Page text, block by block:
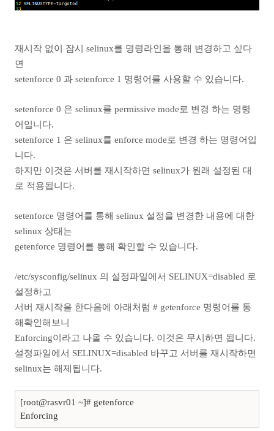
재시작 없이 잠시 selinux를 명령라인을 통해 변경하고 싶다
면
setenforce 0 과 setenforce 1 명령어를 사용할 수 있습니다.
setenforce 0 은 selinux를 permissive mode로 변경 하는 명령
어입니다.
setenforce 1 은 selinux를 enforce mode로 변경 하는 명령어입
니다.
하지만 이것은 서버를 재시작하면 selinux가 원래 설정된 대
로 적용됩니다.
setenforce 명령어를 통해 selinux 설정을 변경한 내용에 대한
selinux 상태는
getenforce 명령어를 통해 확인할 수 있습니다.
/etc/sysconfig/selinux 의 설정파일에서 SELINUX=disabled 로
설정하고
서버 재시작을 한다음에 아래처럼 # getenforce 명령어를 통
해확인해보니
Enforcing이라고 나올 수 있습니다. 이것은 무시하면 됩니다.
설정파일에서 SELINUX=disabled 바꾸고 서버를 재시작하면
selinux는 해제됩니다.
[root@rasvr01 ~]# getenforce
Enforcing